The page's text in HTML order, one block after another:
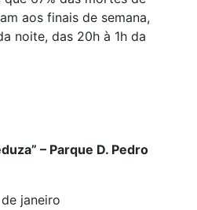
aos finais de semana,
noite, das 20h à 1h da
– Parque D. Pedro
janeiro